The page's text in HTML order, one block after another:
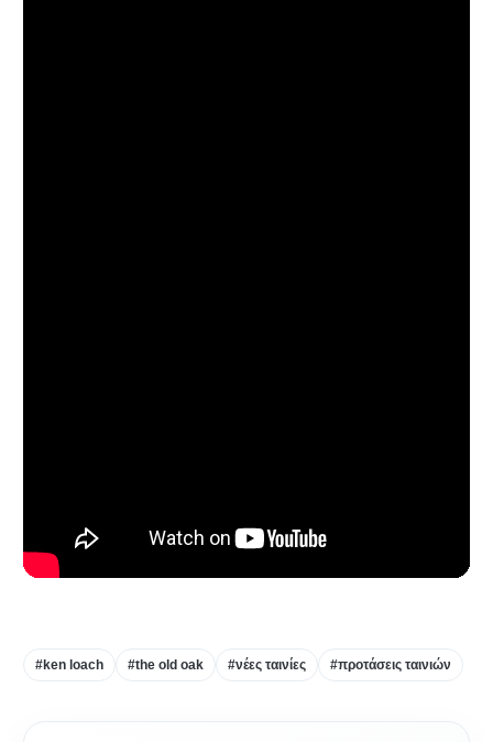
#ken loach #the old oak #νέες ταινίες #προτάσεις ταινιών